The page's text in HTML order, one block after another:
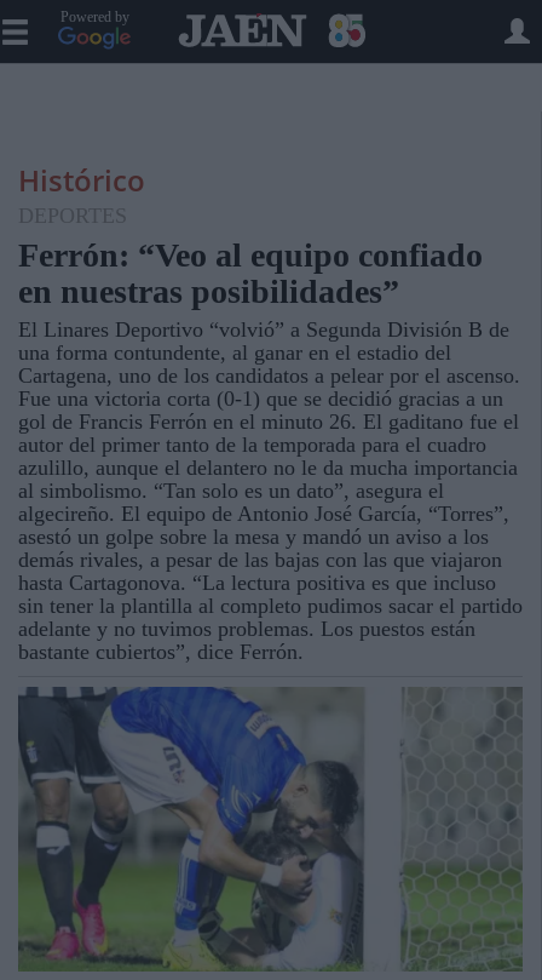
Powered by
Histórico
DEPORTES
Ferrón: “Veo al equipo confiado
en nuestras posibilidades”
El Linares Deportivo “volvió” a Segunda División B de
una forma contundente, al ganar en el estadio del
Cartagena, uno de los candidatos a pelear por el ascenso.
Fue una victoria corta (0-1) que se decidió gracias a un
gol de Francis Ferrón en el minuto 26. El gaditano fue el
autor del primer tanto de la temporada para el cuadro
azulillo, aunque el delantero no le da mucha importancia
al simbolismo. “Tan solo es un dato”, asegura el
algecireño. El equipo de Antonio José García, “Torres”,
asestó un golpe sobre la mesa y mandó un aviso a los
demás rivales, a pesar de las bajas con las que viajaron
hasta Cartagonova. “La lectura positiva es que incluso
sin tener la plantilla al completo pudimos sacar el partido
adelante y no tuvimos problemas. Los puestos están
bastante cubiertos”, dice Ferrón.